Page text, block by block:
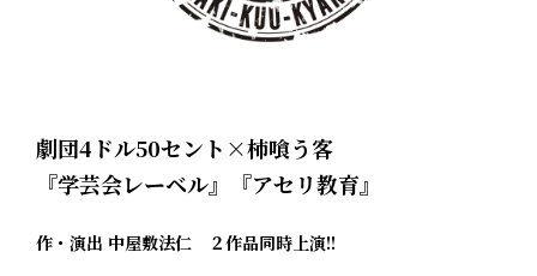
劇団4ドル50セント×柿喰う客
『学芸会レーベル』『アセリ教育』
作・演出 中屋敷法仁 ２作品同時上演!!